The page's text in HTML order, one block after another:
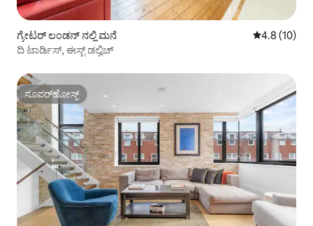
ಗ್ರೇಟರ್ ಲಂಡನ್ ನಲ್ಲಿ ಮನೆ 5 ರಲ್ಲಿ 4.8
4.8 (10)
ದಿ ಟಾರ್ಡಿಸ್, ಈಸ್ಟ್ ಡಲ್ವಿಚ್
ಸೂಪರ್‌ಹೋಸ್ಟ್
ಸೂಪರ್‌ಹೋಸ್ಟ್